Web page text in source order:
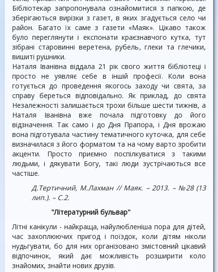
Бібліотекар запропонувала ознайомитися з папкою, де
зберігаються вирізки з газет, в яких згадується село чи
район. Багато їх саме з газети «Маяк». Цікаво також
було переглянути і експонати краєзнавчого кутка, тут
зібрані старовинні веретена, рубель, глеки та глечики,
вишиті рушники.
Наталя Іванівна віддала 21 рік свого життя бібліотеці і
просто не уявляє себе в іншій професії. Коли вона
готується до проведення якогось заходу чи свята, за
справу береться відповідально. Як приклад, до свята
Незалежності залишається трохи більше шести тижнів, а
Наталя Іванівна вже почала підготовку до його
відзначення. Так само і до Дня Прапора, і Дня врожаю
вона підготувала частину тематичного куточка, для себе
визначилася з його форматом та на чому варто зробити
акценти. Просто приємно поспілкуватися з такими
людьми, і дякувати Богу, такі люди зустрічаються все
частіше.
Д.Тертичний, М.Лахман // Маяк. – 2013. – №28 (13
лип.). – С.2.
"Літературний бульвар"
Літні канікули - найкраща, найулюбленіша пора для дітей,
час захоплюючих пригод і поїздок, коли дітям ніколи
нудьгувати, бо для них організовано змістовний цікавий
відпочинок, який дає можливість розширити коло
знайомих, знайти нових друзів.